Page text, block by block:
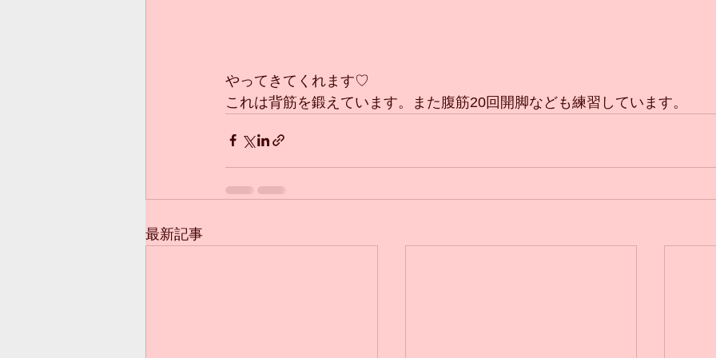
やってきてくれます♡
これは背筋を鍛えています。また腹筋20回開脚なども練習しています。
最新記事